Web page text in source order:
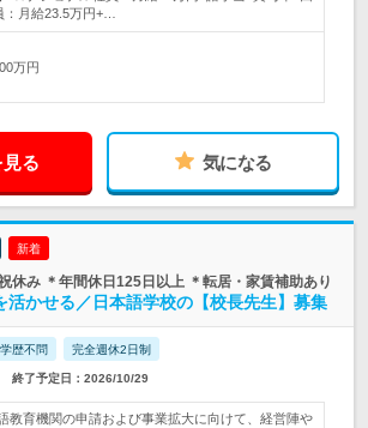
：月給23.5万円+…
万円
る 気になる
新着
休み ＊年間休日125日以上 ＊転居・家賃補助あり
活かせる／日本語学校の【校長先生】募集
学歴不問 完全週休2日制
終了予定日：2026/10/29
教育機関の申請および事業拡大に向けて、経営陣や